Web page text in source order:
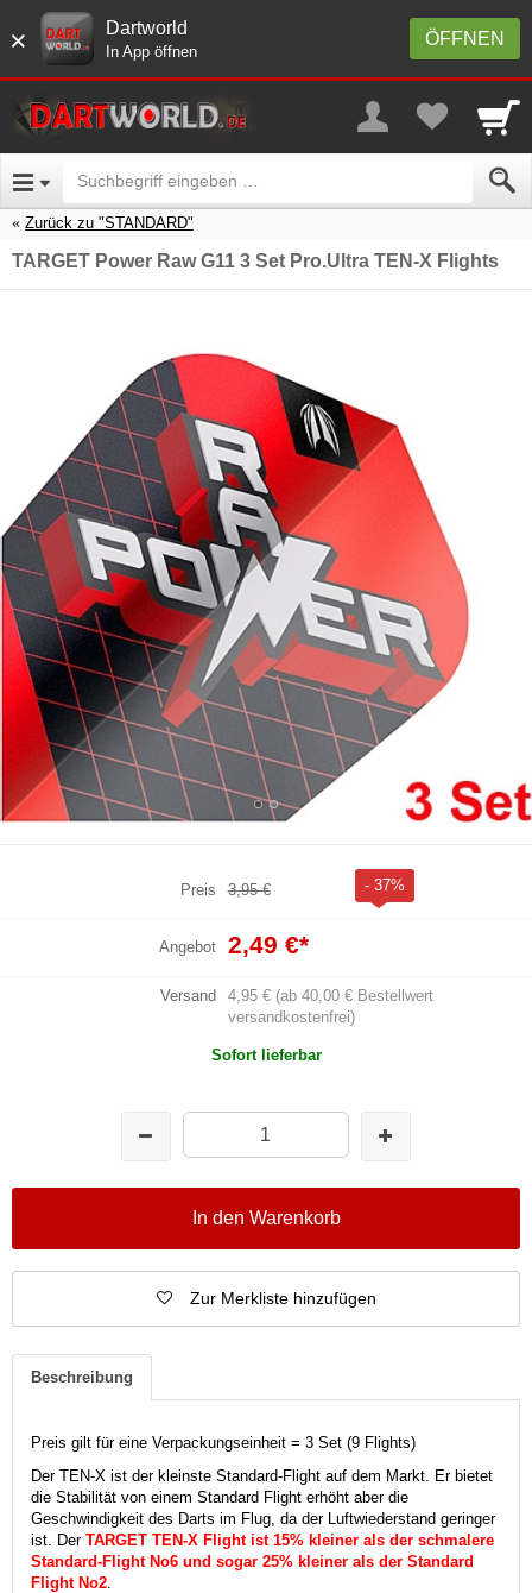
× ÖFFNEN
Dartworld
In App öffnen
Zurück zu "STANDARD"
TARGET Power Raw G11 3 Set Pro.Ultra TEN-X Flights
Preis 3,95 € - 37%
Angebot 2,49 €*
Versand
4,95 € (ab 40,00 € Bestellwert
versandkostenfrei)
Sofort lieferbar
In den Warenkorb
Zur Merkliste hinzufügen
Beschreibung
Preis gilt für eine Verpackungseinheit = 3 Set (9 Flights)
Der TEN-X ist der kleinste Standard-Flight auf dem Markt. Er bietet
die Stabilität von einem Standard Flight erhöht aber die
Geschwindigkeit des Darts im Flug, da der Luftwiederstand geringer
ist. Der TARGET TEN-X Flight ist 15% kleiner als der schmalere
Standard-Flight No6 und sogar 25% kleiner als der Standard
Flight No2